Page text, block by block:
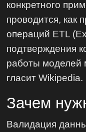
конкретного
проводится, как
операций ETL
подтверждения
работы моделей
гласит Wikipedia.
Зачем
Валидация